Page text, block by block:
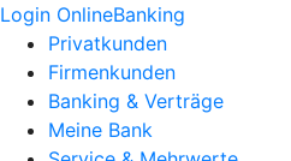
Login OnlineBanking
Privatkunden
Firmenkunden
Banking & Verträge
Meine Bank